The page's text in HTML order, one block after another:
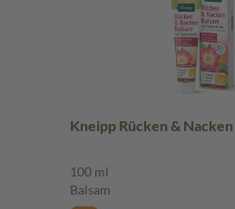
Kneipp Rücken &
100 ml
Balsam